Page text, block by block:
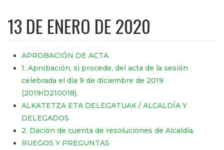
13 DE ENERO DE 2020
APROBACIÓN DE ACTA.
1. Aprobación, si procede, del acta de la sesión
celebrada el día 9 de diciembre de 2019
(2019ID210018).
ALKATETZA ETA DELEGATUAK / ALCALDÍA Y
DELEGADOS
2. Dación de cuenta de resoluciones de Alcaldía.
RUEGOS Y PREGUNTAS